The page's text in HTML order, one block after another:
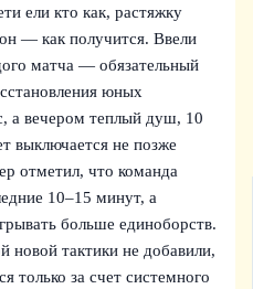
ели кто как, растяжку
— как получится. Ввели
матча — обязательный
юных
а вечером теплый душ, 10
выключается не позже
отметил, что команда
10–15 минут, а
больше единоборств.
новой тактики не добавили,
только за счет системного